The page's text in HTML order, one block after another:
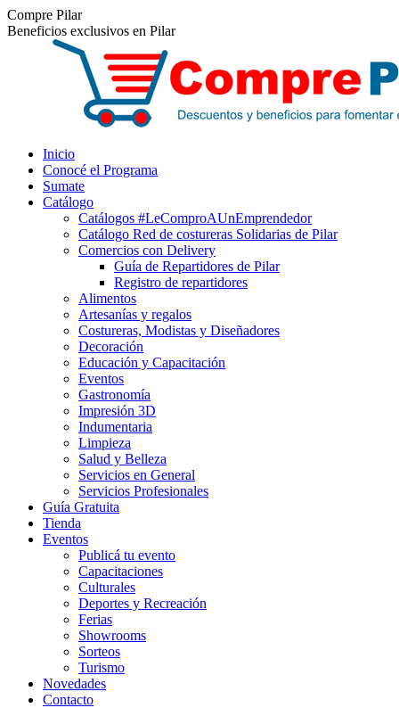
Saltar
al
contenido
Facebook
Instagram
Compre Pilar
Beneficios exclusivos en Pilar
Inicio
Conocé el Programa
Sumate
Catálogo
Catálogos #LeComproAUnEmprendedor
Catálogo Red de costureras Solidarias de Pilar
Comercios con Delivery
Guía de Repartidores de Pilar
Registro de repartidores
Alimentos
Artesanías y regalos
Costureras, Modistas y Diseñadores
Decoración
Educación y Capacitación
Eventos
Gastronomía
Impresión 3D
Indumentaria
Limpieza
Salud y Belleza
Servicios en General
Servicios Profesionales
Guía Gratuita
Tienda
Eventos
Publicá tu evento
Capacitaciones
Culturales
Deportes y Recreación
Ferias
Showrooms
Sorteos
Turismo
Novedades
Contacto